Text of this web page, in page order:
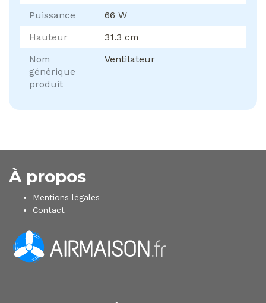
Puissance
66 W
Hauteur
31.3 cm
Nom
générique
produit
Ventilateur
À propos
Mentions légales
Contact
--